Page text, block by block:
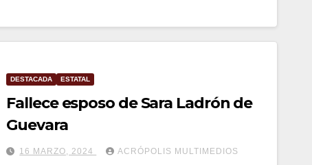
DESTACADA ESTATAL
Fallece esposo de Sara Ladrón de
Guevara
16 MARZO, 2024 ACRÓPOLIS MULTIMEDIOS